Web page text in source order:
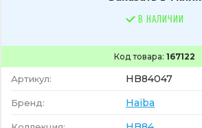
Код товара: 167122
Артикул: HB84047
Бренд: Haiba
В НАЛИЧИИ